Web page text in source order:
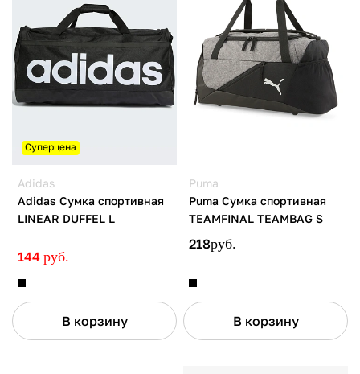
Суперцена
Adidas
Adidas Сумка спортивная
LINEAR DUFFEL L
144 руб.
В корзину
Puma
Puma Сумка спортивная
TEAMFINAL TEAMBAG S
218руб.
В корзину